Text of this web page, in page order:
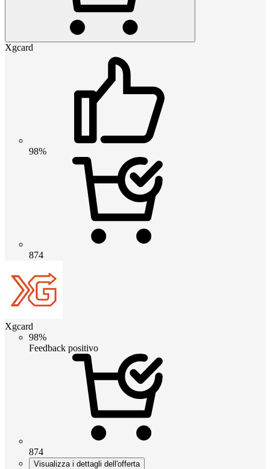
Xgcard
98%
874
Xgcard
98%
Feedback positivo
874
Visualizza i dettagli dell'offerta